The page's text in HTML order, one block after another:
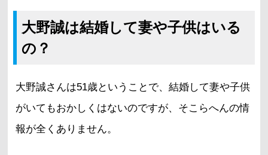
大野誠は結婚して妻や子供はいる
の？
大野誠さんは51歳ということで、結婚して妻や子供
がいてもおかしくはないのですが、そこらへんの情
報が全くありません。